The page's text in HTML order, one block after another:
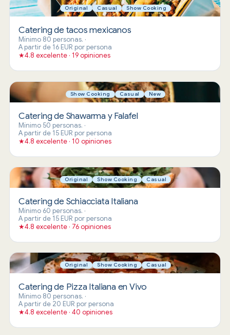
Original Casual Show Cooking
Catering de tacos mexicanos
Mínimo 80 personas. ·
A partir de 16 EUR por persona
★4.8 excelente · 19 opiniones
Show Cooking Casual New
Catering de Shawarma y Falafel
Mínimo 50 personas. ·
A partir de 15 EUR por persona
★4.8 excelente · 10 opiniones
Original Show Cooking Casual
Catering de Schiacciata Italiana
Mínimo 60 personas. ·
A partir de 15 EUR por persona
★4.8 excelente · 76 opiniones
Original Show Cooking Casual
Catering de Pizza Italiana en Vivo
Mínimo 80 personas. ·
A partir de 20 EUR por persona
★4.8 excelente · 40 opiniones